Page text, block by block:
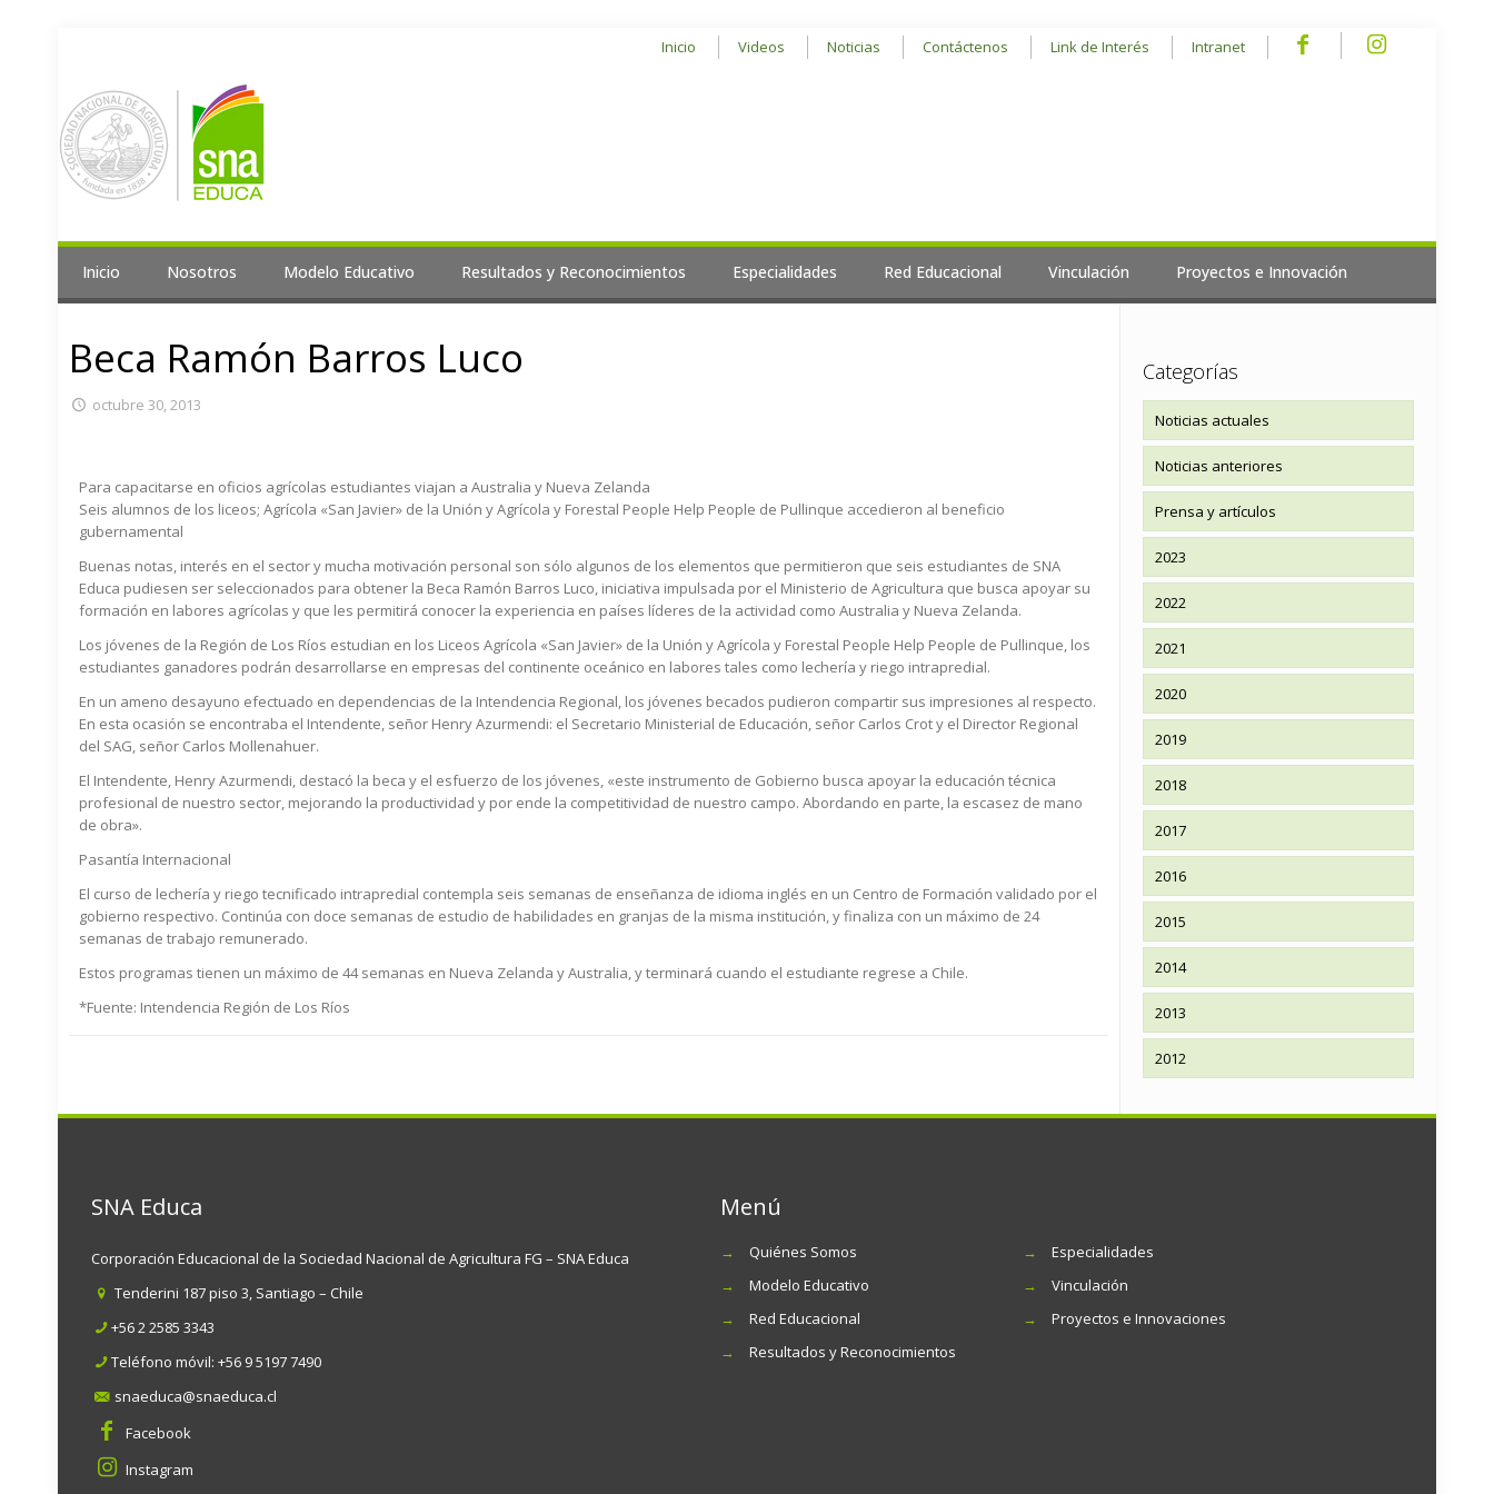
Inicio Videos Noticias Contáctenos Link de Interés Intranet
Inicio Nosotros Modelo Educativo Resultados y Reconocimientos Especialidades Red Educacional Vinculación Proyectos e Innovación
Beca Ramón Barros Luco
octubre 30, 2013
Para capacitarse en oficios agrícolas estudiantes viajan a Australia y Nueva Zelanda
Seis alumnos de los liceos; Agrícola «San Javier» de la Unión y Agrícola y Forestal People Help People de Pullinque accedieron al beneficio
gubernamental
Buenas notas, interés en el sector y mucha motivación personal son sólo algunos de los elementos que permitieron que seis estudiantes de SNA
Educa pudiesen ser seleccionados para obtener la Beca Ramón Barros Luco, iniciativa impulsada por el Ministerio de Agricultura que busca apoyar su
formación en labores agrícolas y que les permitirá conocer la experiencia en países líderes de la actividad como Australia y Nueva Zelanda.
Los jóvenes de la Región de Los Ríos estudian en los Liceos Agrícola «San Javier» de la Unión y Agrícola y Forestal People Help People de Pullinque, los
estudiantes ganadores podrán desarrollarse en empresas del continente oceánico en labores tales como lechería y riego intrapredial.
En un ameno desayuno efectuado en dependencias de la Intendencia Regional, los jóvenes becados pudieron compartir sus impresiones al respecto.
En esta ocasión se encontraba el Intendente, señor Henry Azurmendi: el Secretario Ministerial de Educación, señor Carlos Crot y el Director Regional
del SAG, señor Carlos Mollenahuer.
El Intendente, Henry Azurmendi, destacó la beca y el esfuerzo de los jóvenes, «este instrumento de Gobierno busca apoyar la educación técnica
profesional de nuestro sector, mejorando la productividad y por ende la competitividad de nuestro campo. Abordando en parte, la escasez de mano
de obra».
Pasantía Internacional
El curso de lechería y riego tecnificado intrapredial contempla seis semanas de enseñanza de idioma inglés en un Centro de Formación validado por el
gobierno respectivo. Continúa con doce semanas de estudio de habilidades en granjas de la misma institución, y finaliza con un máximo de 24
semanas de trabajo remunerado.
Estos programas tienen un máximo de 44 semanas en Nueva Zelanda y Australia, y terminará cuando el estudiante regrese a Chile.
*Fuente: Intendencia Región de Los Ríos
Categorías
Noticias actuales
Noticias anteriores
Prensa y artículos
2023
2022
2021
2020
2019
2018
2017
2016
2015
2014
2013
2012
SNA Educa
Corporación Educacional de la Sociedad Nacional de Agricultura FG – SNA Educa
Tenderini 187 piso 3, Santiago – Chile
+56 2 2585 3343
Teléfono móvil:+56 9 5197 7490
snaeduca@snaeduca.cl
Facebook
Instagram
Menú
→
Quiénes Somos
→
Modelo Educativo
→
Red Educacional
→
Resultados y Reconocimientos
→
Especialidades
→
Vinculación
→
Proyectos e Innovaciones